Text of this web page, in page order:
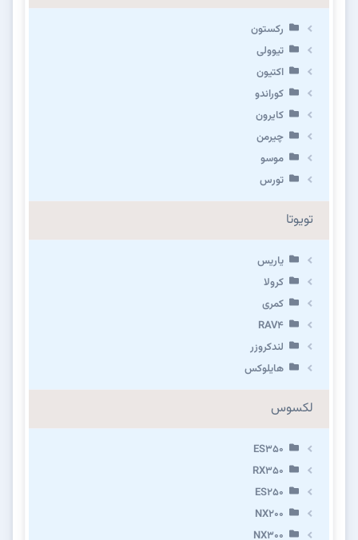
رکستون
تیوولی
اکتیون
کوراندو
کایرون
چیرمن
موسو
تورس
تویوتا
یاریس
کرولا
کمری
RAV4
لندکروزر
هایلوکس
لکسوس
ES350
RX350
ES250
NX200
NX300